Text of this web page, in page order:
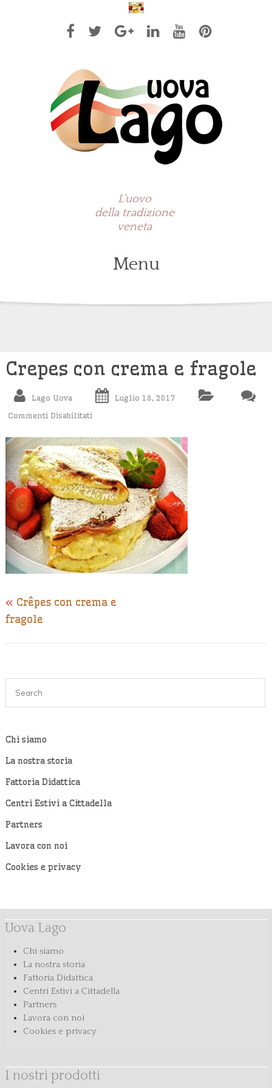
L'uovo
della tradizione
veneta
Menu
Skip
Crepes con crema e fragole
Lago Uova
Luglio 18, 2017
Commenti Disabilitati
Con
Crema
E
Fragole
« Crêpes con crema e
fragole
Chi siamo
La nostra storia
Fattoria Didattica
Centri Estivi a Cittadella
Partners
Lavora con noi
Cookies e privacy
Uova Lago
Chi siamo
La nostra storia
Fattoria Didattica
Centri Estivi a Cittadella
Partners
Lavora con noi
Cookies e privacy
I nostri prodotti